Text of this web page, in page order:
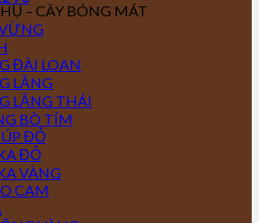
– CÂY BÓNG MÁT
ĐÀI LOAN
LĂNG
LĂNG THÁI
BÒ TÍM
ĐỎ
ĐỎ
VÀNG
CAM